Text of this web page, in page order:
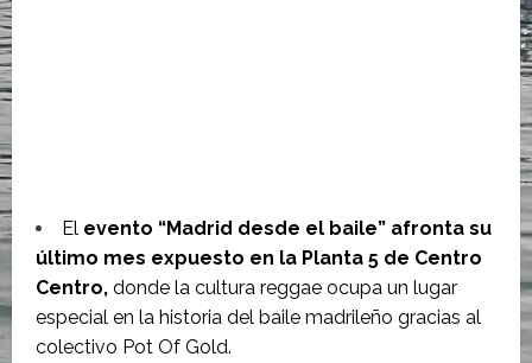
El evento “Madrid desde el baile” afronta su
último mes expuesto en la Planta 5 de Centro
Centro, donde la cultura reggae ocupa un lugar
especial en la historia del baile madrileño gracias al
colectivo Pot Of Gold.